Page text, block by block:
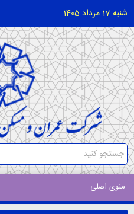
شنبه 17 مرداد 1405
منوی اصلی